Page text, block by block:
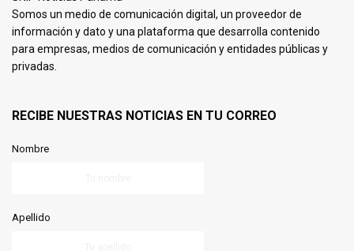
Somos un medio de comunicación digital, un proveedor de
información y dato y una plataforma que desarrolla contenido
para empresas, medios de comunicación y entidades públicas y
privadas.
RECIBE NUESTRAS NOTICIAS EN TU CORREO
Nombre
Apellido